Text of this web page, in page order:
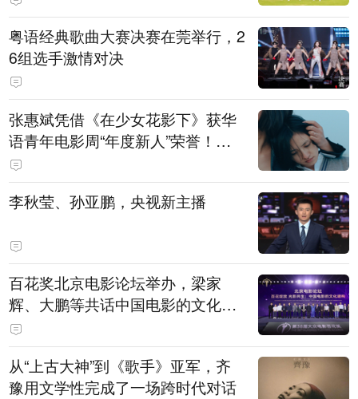
粤语经典歌曲大赛决赛在莞举行，2
6组选手激情对决
张惠斌凭借《在少女花影下》获华
语青年电影周“年度新人”荣誉！该
电影全程在广州取景，采用粤语对
白，主演均为广州本土演员
李秋莹、孙亚鹏，央视新主播
百花奖北京电影论坛举办，梁家
辉、大鹏等共话中国电影的文化建
构
从“上古大神”到《歌手》亚军，齐
豫用文学性完成了一场跨时代对话